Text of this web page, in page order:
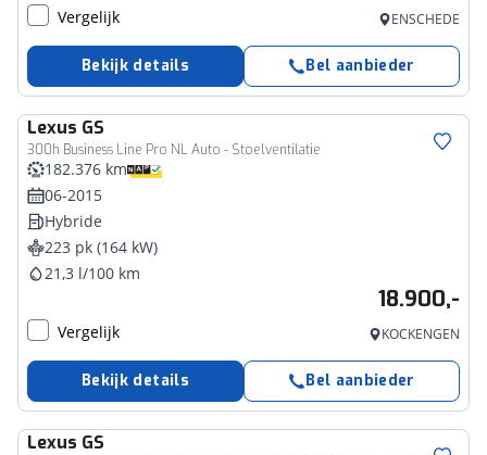
Vergelijk ENSCHEDE
Bekijk details Bel aanbieder
Lexus GS
300h Business Line Pro NL Auto - Stoelventilatie
182.376 km
06-2015
Hybride
223 pk (164 kW)
21,3 l/100 km
18.900,-
Vergelijk KOCKENGEN
Bekijk details Bel aanbieder
Lexus GS